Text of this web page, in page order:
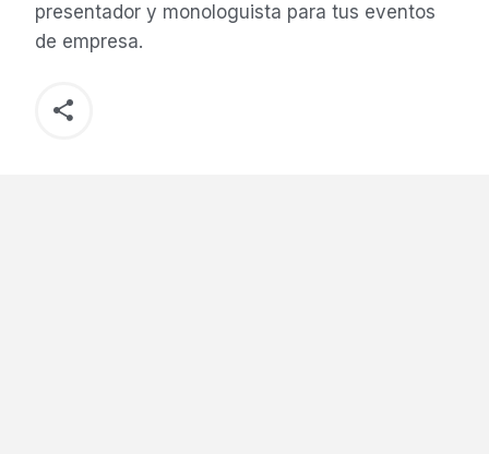
presentador y monologuista para tus eventos
de empresa.